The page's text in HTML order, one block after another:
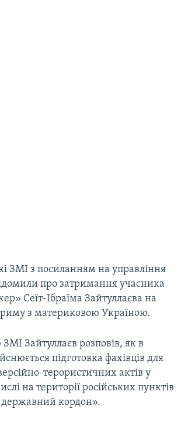
ЗМІ з посиланням на управління
про затримання учасника
Сеїт-Ібраїма Зайтуллаєва на
з материковою Україною.
Зайтуллаєв розповів, як в
підготовка фахівців для
терористичних актів у
на території російських пунктів
державний кордон».